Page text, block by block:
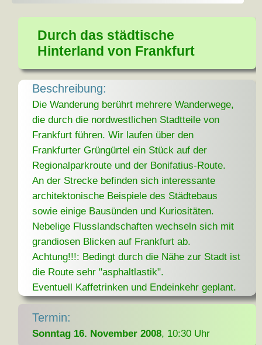
Durch das städtische
Hinterland von Frankfurt
Beschreibung:
Die Wanderung berührt mehrere Wanderwege,
die durch die nordwestlichen Stadtteile von
Frankfurt führen. Wir laufen über den
Frankfurter Grüngürtel ein Stück auf der
Regionalparkroute und der Bonifatius-Route.
An der Strecke befinden sich interessante
architektonische Beispiele des Städtebaus
sowie einige Bausünden und Kuriositäten.
Nebelige Flusslandschaften wechseln sich mit
grandiosen Blicken auf Frankfurt ab.
Achtung!!!: Bedingt durch die Nähe zur Stadt ist
die Route sehr "asphaltlastik".
Eventuell Kaffetrinken und Endeinkehr geplant.
Termin:
Sonntag 16. November 2008, 10:30 Uhr